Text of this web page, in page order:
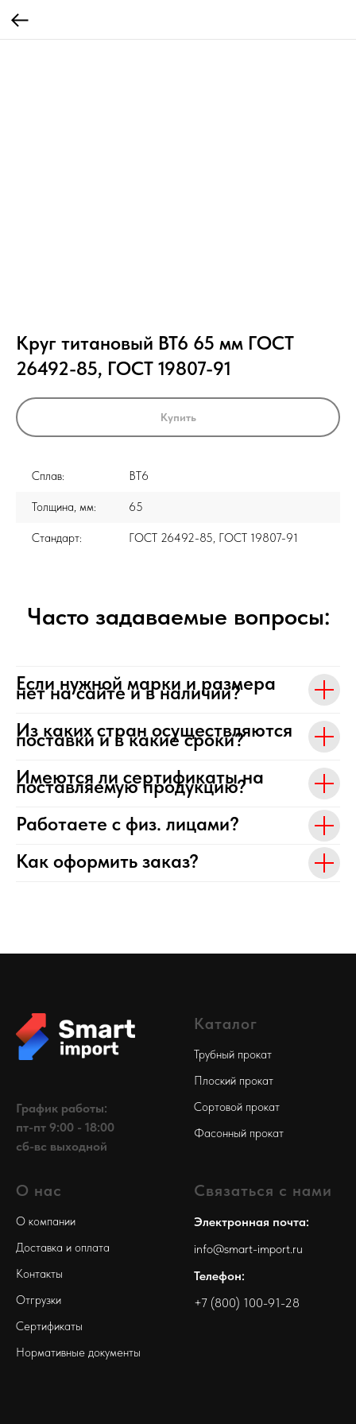
Круг титановый ВТ6 65 мм ГОСТ
26492-85, ГОСТ 19807-91
Купить
Сплав: ВТ6
Толщина, мм: 65
Стандарт: ГОСТ 26492-85, ГОСТ 19807-91
Часто задаваемые вопросы:
Если нужной марки и размера
нет на сайте и в наличии?
Из каких стран осуществляются
поставки и в какие сроки?
Имеются ли сертификаты на
поставляемую продукцию?
Работаете с физ. лицами?
Как оформить заказ?
График работы:
пт-пт 9:00 - 18:00
сб-вс выходной
Каталог
Трубный прокат
Плоский прокат
Сортовой прокат
Фасонный прокат
О нас
О компании
Доставка и оплата
Контакты
Отгрузки
Сертификаты
Нормативные документы
Связаться с нами
Электронная почта:
info@smart-import.ru
Телефон:
+7 (800) 100-91-28